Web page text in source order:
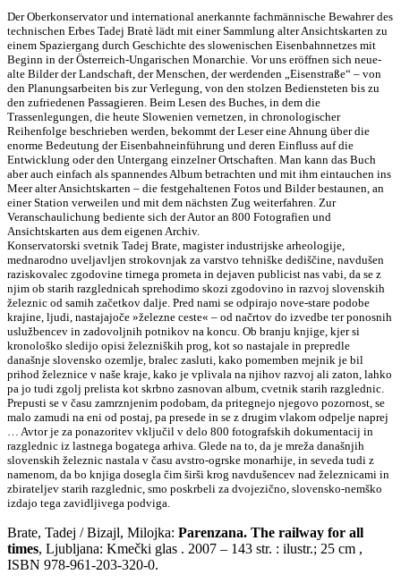
Der Oberkonservator und international anerkannte fachmännische Bewahrer des
technischen Erbes Tadej Bratè lädt mit einer Sammlung alter Ansichtskarten zu
einem Spaziergang durch Geschichte des slowenischen Eisenbahnnetzes mit
Beginn in der Österreich-Ungarischen Monarchie. Vor uns eröffnen sich neue-
alte Bilder der Landschaft, der Menschen, der werdenden „Eisenstraße“ – von
den Planungsarbeiten bis zur Verlegung, von den stolzen Bediensteten bis zu
den zufriedenen Passagieren. Beim Lesen des Buches, in dem die
Trassenlegungen, die heute Slowenien vernetzen, in chronologischer
Reihenfolge beschrieben werden, bekommt der Leser eine Ahnung über die
enorme Bedeutung der Eisenbahneinführung und deren Einfluss auf die
Entwicklung oder den Untergang einzelner Ortschaften. Man kann das Buch
aber auch einfach als spannendes Album betrachten und mit ihm eintauchen ins
Meer alter Ansichtskarten – die festgehaltenen Fotos und Bilder bestaunen, an
einer Station verweilen und mit dem nächsten Zug weiterfahren. Zur
Veranschaulichung bediente sich der Autor an 800 Fotografien und
Ansichtskarten aus dem eigenen Archiv.
Konservatorski svetnik Tadej Brate, magister industrijske arheologije,
mednarodno uveljavljen strokovnjak za varstvo tehniške dediščine, navdušen
raziskovalec zgodovine tirnega prometa in dejaven publicist nas vabi, da se z
njim ob starih razglednicah sprehodimo skozi zgodovino in razvoj slovenskih
železnic od samih začetkov dalje. Pred nami se odpirajo nove-stare podobe
krajine, ljudi, nastajajoče »železne ceste« – od načrtov do izvedbe ter ponosnih
uslužbencev in zadovoljnih potnikov na koncu. Ob branju knjige, kjer si
kronološko sledijo opisi železniških prog, kot so nastajale in prepredle
današnje slovensko ozemlje, bralec zasluti, kako pomemben mejnik je bil
prihod železnice v naše kraje, kako je vplivala na njihov razvoj ali zaton, lahko
pa jo tudi zgolj prelista kot skrbno zasnovan album, cvetnik starih razglednic.
Prepusti se v času zamrznjenim podobam, da pritegnejo njegovo pozornost, se
malo zamudi na eni od postaj, pa presede in se z drugim vlakom odpelje naprej
… Avtor je za ponazoritev vključil v delo 800 fotografskih dokumentacij in
razglednic iz lastnega bogatega arhiva. Glede na to, da je mreža današnjih
slovenskih železnic nastala v času avstro-ogrske monarhije, in seveda tudi z
namenom, da bo knjiga dosegla čim širši krog navdušencev nad železnicami in
zbirateljev starih razglednic, smo poskrbeli za dvojezično, slovensko-nemško
izdajo tega zavidljivega podviga.
Brate, Tadej / Bizajl, Milojka: Parenzana. The railway for all
times, Ljubljana: Kmečki glas . 2007 – 143 str. : ilustr.; 25 cm ,
ISBN 978-961-203-320-0.